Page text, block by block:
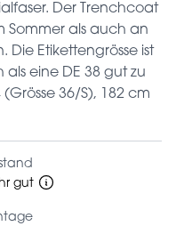
Der Trenchcoat
Sommer als auch an
Etikettengrösse ist
eine DE 38 gut zu
36/S), 182 cm
gut